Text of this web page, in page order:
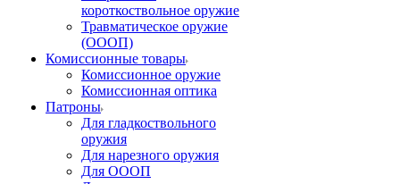
короткоствольное оружие
Травматическое оружие
(ОООП)
Комиссионные товары
Комиссионное оружие
Комиссионная оптика
Патроны
Для гладкоствольного
оружия
Для нарезного оружия
Для ОООП